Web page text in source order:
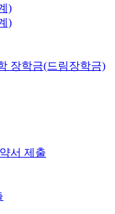
)
)
장학금(드림장학금)
서 제출